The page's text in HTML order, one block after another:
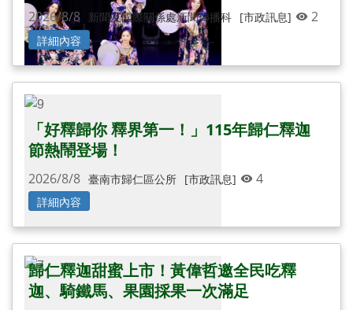
2026/8/8 新聞及國際關係處新聞傳播科 [市政訊息] 2
詳細內容
還有更多圖片...
「好釋歸你 釋界第一！」115年歸仁釋迦
節熱鬧登場！
2026/8/8 臺南市歸仁區公所 [市政訊息] 4
詳細內容
歸仁釋迦甜蜜上市！黃偉哲邀全民吃釋
迦、騎鐵馬、果園採果一次滿足